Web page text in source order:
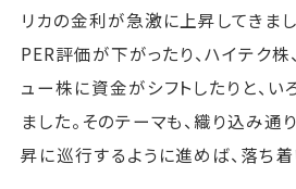
リカの金利が急激に上昇してきまし
PER評価が下がったり、ハイテク株
ュー株に資金がシフトしたりと、い
ました。そのテーマも、織り込み通
昇に巡行するように進めば、落ち着